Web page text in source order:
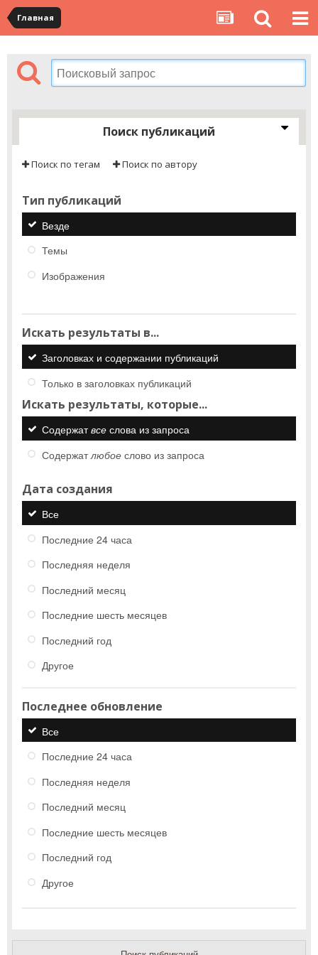
Главная
Поиск публикаций
Поиск по тегам Поиск по автору
Тип публикаций
Везде
Темы
Изображения
Искать результаты в...
Заголовках и содержании публикаций
Только в заголовках публикаций
Искать результаты, которые...
Содержатвсе слова из запроса
Содержатлюбое слово из запроса
Дата создания
Все
Последние 24 часа
Последняя неделя
Последний месяц
Последние шесть месяцев
Последний год
Другое
Последнее обновление
Все
Последние 24 часа
Последняя неделя
Последний месяц
Последние шесть месяцев
Последний год
Другое